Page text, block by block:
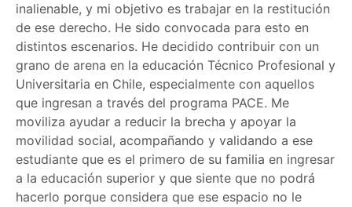
inalienable, y mi objetivo es trabajar en la restitución
de ese derecho. He sido convocada para esto en
distintos escenarios. He decidido contribuir con un
grano de arena en la educación Técnico Profesional y
Universitaria en Chile, especialmente con aquellos
que ingresan a través del programa PACE. Me
moviliza ayudar a reducir la brecha y apoyar la
movilidad social, acompañando y validando a ese
estudiante que es el primero de su familia en ingresar
a la educación superior y que siente que no podrá
hacerlo porque considera que ese espacio no le